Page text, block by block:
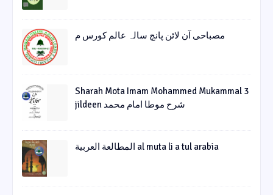
مصباحی آن لائن پانچ سالہ عالم کورس م
Sharah Mota Imam Mohammed Mukammal 3
jildeen شرح موطا امام محمد
المطالعة العربية al muta li a tul arabia